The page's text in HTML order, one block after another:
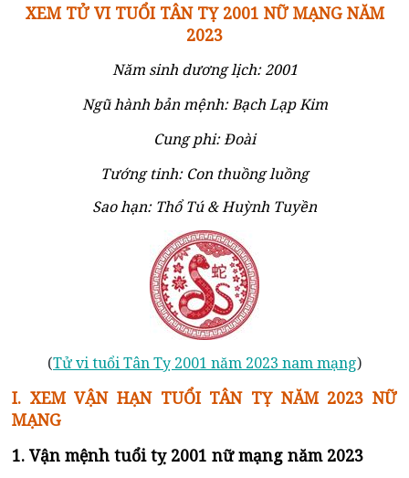
XEM TỬ VI TUỔI TÂN TỴ 2001 NỮ MẠNG NĂM
2023
Năm sinh dương lịch: 2001
Ngũ hành bản mệnh: Bạch Lạp Kim
Cung phi: Đoài
Tướng tinh: Con thuồng luồng
Sao hạn: Thổ Tú & Huỳnh Tuyền
(Tử vi tuổi Tân Tỵ 2001 năm 2023 nam mạng)
I. XEM VẬN HẠN TUỔI TÂN TỴ NĂM 2023 NỮ
MẠNG
1. Vận mệnh tuổi tỵ 2001 nữ mạng năm 2023